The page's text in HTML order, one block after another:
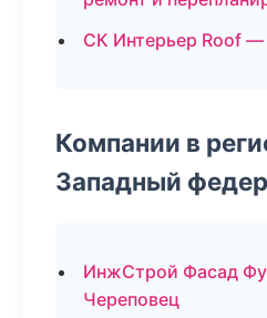
СК Интерьер Roof —
Компании в
Западный
ИнжСтрой Фасад
Череповец